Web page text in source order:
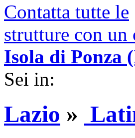
Contatta tutte le
strutture con un
Isola di Ponza
Sei in:
Lazio »